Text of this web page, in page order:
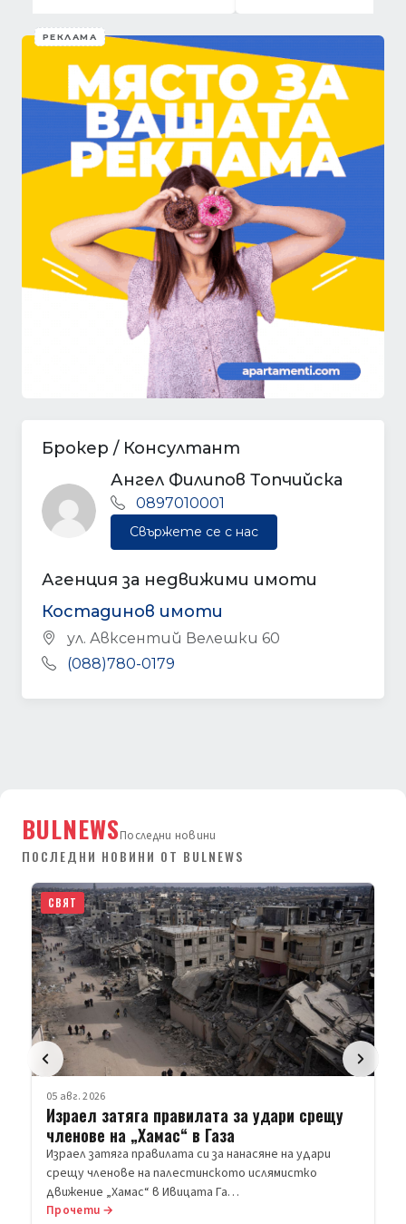
РЕКЛАМА
Брокер / Консултант
Ангел Филипов Топчийска
0897010001
Свържете се с нас
Агенция за недвижими имоти
Костадинов имоти
ул. Авксентий Велешки 60
(088)780-0179
BULNEWSПоследни новини
ПОСЛЕДНИ НОВИНИ ОТ BULNEWS
СВЯТ
05 авг. 2026
Израел затяга правилата за удари срещу
членове на „Хамас“ в Газа
Израел затяга правилата си за нанасяне на удари
срещу членове на палестинското ислямистко
движение „Хамас“ в Ивицата Га…
Прочети →